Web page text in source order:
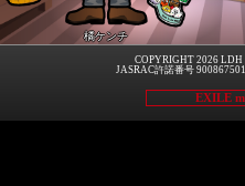
橘ケンチ
COPYRIGHT 2026
JASRAC許諾番号
EXILE